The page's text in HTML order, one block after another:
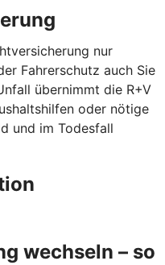
nur
Fahrerschutz auch Sie
übernimmt die R+V
oder nötige
und im Todesfall
wechseln – so